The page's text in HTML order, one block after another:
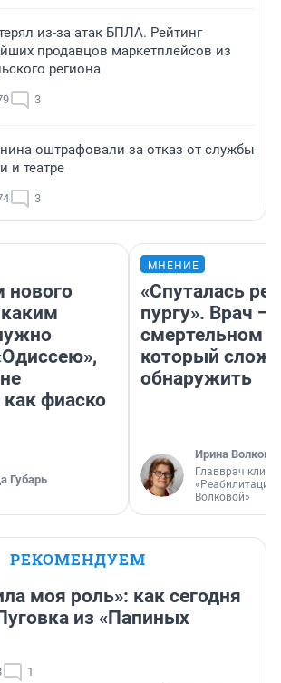
из-за атак БПЛА. Рейтинг
продавцов маркетплейсов из
региона
3
оштрафовали за отказ от службы
и театре
3
фиаско
Губарь
МНЕНИЕ
«Спуталась
пургу». Врач —
смертельном
который
обнаружить
Ирина Волкова
Главврач
«Реабилитация
Волковой»
РЕКОМЕНДУЕМ
моя роль»: как сегодня
из «Папиных
1